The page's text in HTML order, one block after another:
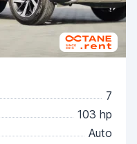
7
103 hp
Auto